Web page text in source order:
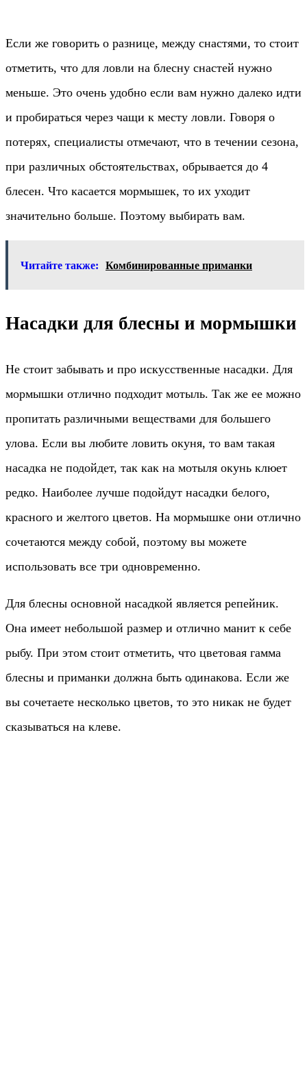
Если же говорить о разнице, между снастями, то стоит
отметить, что для ловли на блесну снастей нужно
меньше. Это очень удобно если вам нужно далеко идти
и пробираться через чащи к месту ловли. Говоря о
потерях, специалисты отмечают, что в течении сезона,
при различных обстоятельствах, обрывается до 4
блесен. Что касается мормышек, то их уходит
значительно больше. Поэтому выбирать вам.
Читайте также: Комбинированные приманки
Насадки для блесны и мормышки
Не стоит забывать и про искусственные насадки. Для
мормышки отлично подходит мотыль. Так же ее можно
пропитать различными веществами для большего
улова. Если вы любите ловить окуня, то вам такая
насадка не подойдет, так как на мотыля окунь клюет
редко. Наиболее лучше подойдут насадки белого,
красного и желтого цветов. На мормышке они отлично
сочетаются между собой, поэтому вы можете
использовать все три одновременно.
Для блесны основной насадкой является репейник.
Она имеет небольшой размер и отлично манит к себе
рыбу. При этом стоит отметить, что цветовая гамма
блесны и приманки должна быть одинакова. Если же
вы сочетаете несколько цветов, то это никак не будет
сказываться на клеве.